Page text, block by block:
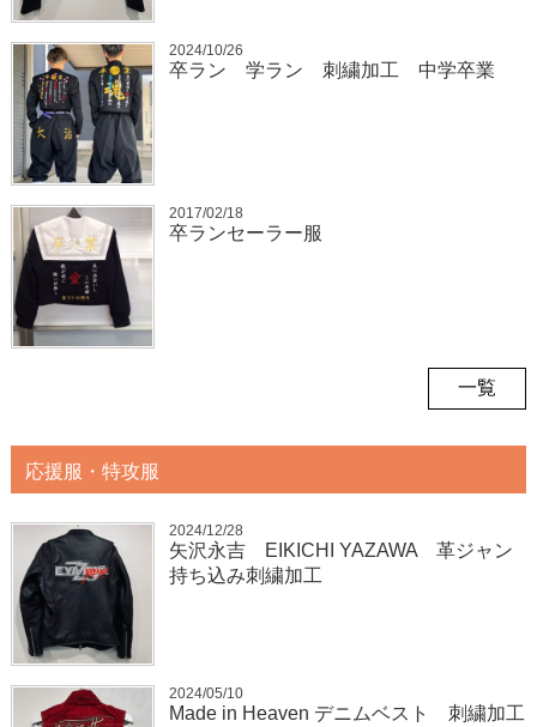
2024/10/26
卒ラン 学ラン 刺繍加工 中学卒業
2017/02/18
卒ランセーラー服
一覧
応援服・特攻服
2024/12/28
矢沢永吉 EIKICHI YAZAWA 革ジャン
持ち込み刺繍加工
2024/05/10
Made in Heaven デニムベスト 刺繍加工